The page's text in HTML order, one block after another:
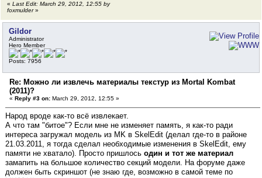
« Last Edit: March 29, 2012, 12:55 by
foxmulder»
Gildor
Administrator
Hero Member
Posts: 7956
Re: Можно ли извлечь материалы текстур из Mortal Kombat
(2011)?
« Reply #3 on: March 29, 2012, 12:55 »
Народ вроде как-то всё извлекает.
А что там "битое"? Если мне не изменяет память, я как-то ради
интереса загружал модель из MK в SkelEdit (делал где-то в районе
21.03.2011, я тогда сделал необходимые изменения в SkelEdit, ему
памяти не хватало). Просто пришлось один и тот же материал
замапить на большое количество секций модели. На форуме даже
должен быть скриншот (не знаю где, возможно в самой теме по